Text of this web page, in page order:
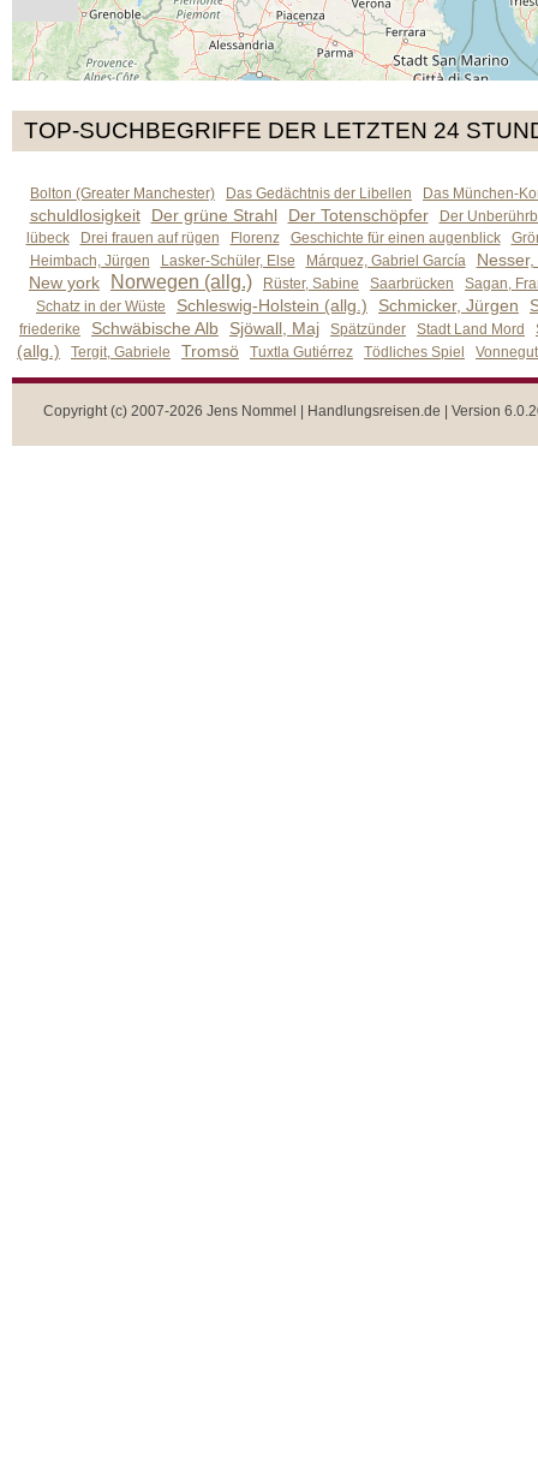
TOP-SUCHBEGRIFFE DER LETZTEN 24
Bolton (Greater Manchester) Das Gedächtnis der Libellen Das München-
schuldlosigkeit Der grüne Strahl Der Totenschöpfer
Der
lübeck
Drei frauen auf rügen Florenz Geschichte für einen augenblick
Heimbach, Jürgen
Lasker-Schüler, Else Márquez, Gabriel García
New york
Norwegen (allg.) Rüster, Sabine Saarbrücken
Sagan,
Schatz in der Wüste
Schleswig-Holstein (allg.) Schmicker, Jürgen
friederike Schwäbische Alb Sjöwall, Maj Spätzünder Stadt Land Mord
(allg.) Tergit, Gabriele Tromsö Tuxtla Gutiérrez Tödliches Spiel
Copyright (c) 2007-2026 Jens Nommel | Handlungsreisen.de | Version